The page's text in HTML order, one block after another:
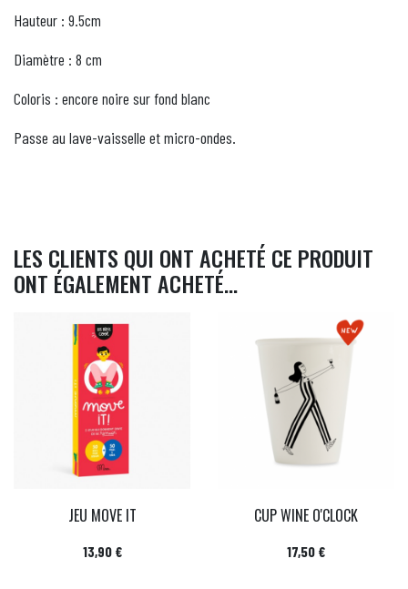
Hauteur : 9.5cm
Diamètre : 8 cm
Coloris : encore noire sur fond blanc
Passe au lave-vaisselle et micro-ondes.
LES CLIENTS QUI ONT ACHETÉ CE PRODUIT
ONT ÉGALEMENT ACHETÉ...
JEU MOVE IT
Prix
13,90 €
CUP WINE O'CLOCK
Prix
17,50 €